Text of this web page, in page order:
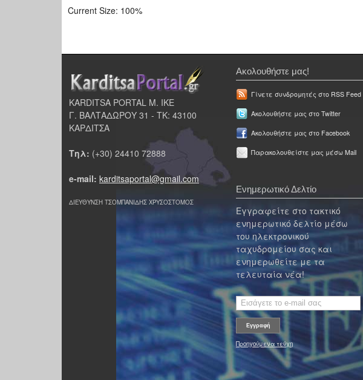
Current Size: 100%
KARDITSA PORTAL Μ. ΙΚΕ
Γ. ΒΑΛΤΑΔΩΡΟΥ 31 - ΤΚ: 43100
ΚΑΡΔΙΤΣΑ
Τηλ: (+30) 24410 72888
e-mail: karditsaportal@gmail.com
ΔΙΕΥΘΥΝΣΗ ΤΣΟΜΠΑΝΙΔΗΣ ΧΡΥΣΟΣΤΟΜΟΣ
Ακολουθήστε μας!
Γίνετε συνδρομητές στο RSS Feed
Ακολουθήστε μας στο Twitter
Ακολουθήστε μας στο Facebook
Παρακολουθείστε μας μέσω Mail
Ενημερωτικό Δελτίο
Εγγραφείτε στο τακτικό
ενημερωτικό δελτίο μέσω
του ηλεκτρονικού
ταχυδρομείου σας και
ενημερωθείτε με τα
τελευταία νέα!
Προηγούμενα τεύχη